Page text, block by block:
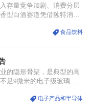
存量竞争加剧、消费分层
型白酒赛道凭借独特消费
的核心产区壁垒、刚性产
食品饮料
的隐形骨架，是典型的高
足9微米的电子级玻璃纤
核心基材。电子布具备高
电子产品和半导体